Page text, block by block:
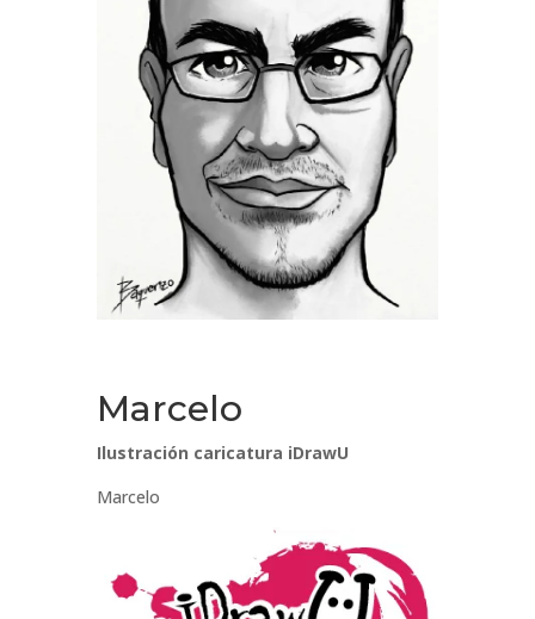
Marcelo
Ilustración caricatura iDrawU
Marcelo